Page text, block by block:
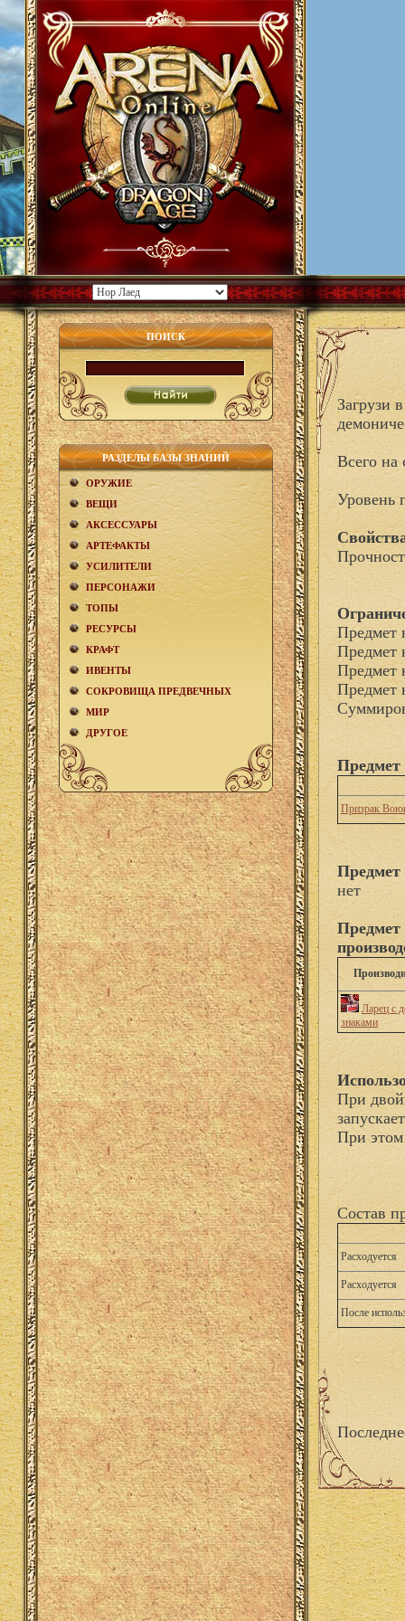
ПОИСК
РАЗДЕЛЫ БАЗЫ ЗНАНИЙ
ОРУЖИЕ
ВЕЩИ
АКCЕСCУАРЫ
АРТЕФАКТЫ
УСИЛИТЕЛИ
ПЕРСОНАЖИ
ТОПЫ
РЕСУРСЫ
КРАФТ
ИВЕНТЫ
СОКРОВИЩА ПРЕДВЕЧНЫХ
МИР
ДРУГОЕ
Загрузи
Всего на
Уровень
Предмет
Предмет
Предмет
Предмет
Предмет
Призрак
Предмет
нет
Предмет
Ларец с
знаками
При
При этом
Состав
Расходуется
Расходуется
После